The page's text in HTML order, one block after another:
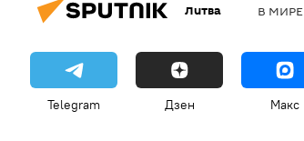
Литва В МИРЕ
Telegram Дзен Макс